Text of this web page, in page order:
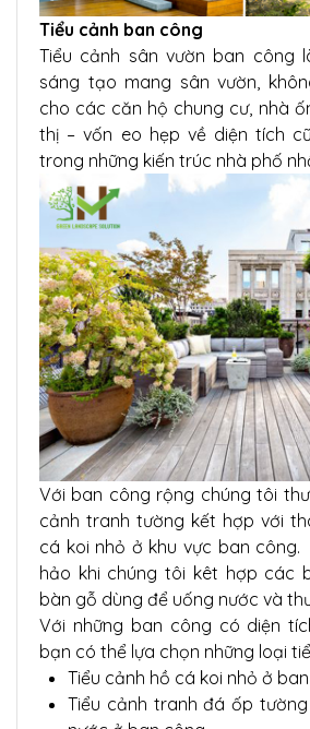
Tiểu cảnh ban công
Tiểu cảnh sân vườn ban công
sáng tạo mang sân vườn,
cho các căn hộ chung cư, nhà
thị – vốn eo hẹp về diện tích
trong những kiến trúc nhà phố
Với ban công rộng chúng tôi
cảnh tranh tường kết hợp với
cá koi nhỏ ở khu vực ban
hảo khi chúng tôi kêt hợp các
bàn gỗ dùng để uống nước và
Với những ban công có diện
bạn có thể lựa chọn những loại
Tiểu cảnh hồ cá koi nhỏ ở
Tiểu cảnh tranh đá ốp